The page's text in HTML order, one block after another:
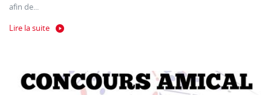
afin de...
Lire la suite